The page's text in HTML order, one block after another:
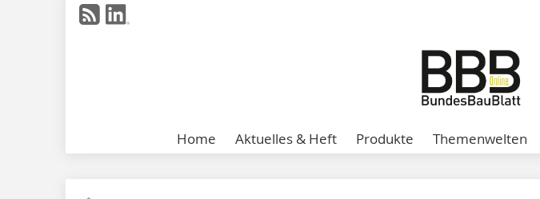
Home Aktuelles & Heft Produkte Themenwelten